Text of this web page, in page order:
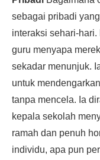
sebagai pribadi
interaksi sehari-
guru menyapa
sekadar menunjuk.
untuk
tanpa mencela. Ia
kepala sekolah
ramah dan penuh
individu, apa pun